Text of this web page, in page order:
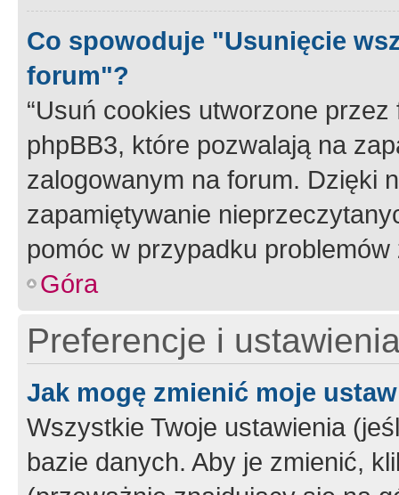
Co spowoduje "Usunięcie
forum"?
“Usuń cookies utworzone
phpBB3, które pozwalają na
zalogowanym na forum. Dzięki
zapamiętywanie
pomóc w przypadku
Góra
Preferencje i
Jak mogę zmienić moje
Wszystkie Twoje ustawienia
bazie danych. Aby je zmienić,